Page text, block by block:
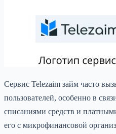
Сервис Telezaim займ часто
пользователей, особенно в
списаниями средств и
его с микрофинансовой